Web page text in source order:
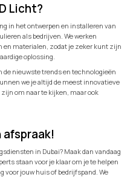
Licht?
in het ontwerpen en installeren van
als bedrijven. We werken
en materialen, zodat je zeker kunt zijn
oplossing.
de nieuwste trends en technologieën
we je altijd de meest innovatieve
om naar te kijken, maar ook
afspraak!
in Dubai? Maak dan vandaag
staan voor je klaar om je te helpen
voor jouw huis of bedrijfspand. We